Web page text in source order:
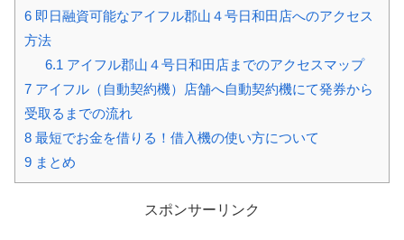
6 即日融資可能なアイフル郡山４号日和田店へのアクセス
方法
6.1 アイフル郡山４号日和田店までのアクセスマップ
7 アイフル（自動契約機）店舗へ自動契約機にて発券から
受取るまでの流れ
8 最短でお金を借りる！借入機の使い方について
9 まとめ
スポンサーリンク